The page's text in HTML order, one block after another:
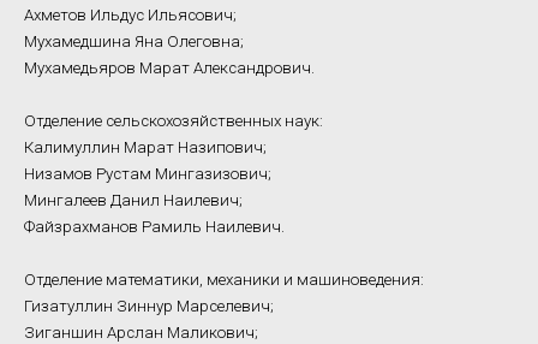
Ахметов Ильдус Ильясович;
Мухамедшина Яна Олеговна;
Мухамедьяров Марат Александрович.
Отделение сельскохозяйственных наук:
Калимуллин Марат Назипович;
Низамов Рустам Мингазизович;
Мингалеев Данил Наилевич;
Файзрахманов Рамиль Наилевич.
Отделение математики, механики и машиноведения:
Гизатуллин Зиннур Марселевич;
Зиганшин Арслан Маликович;